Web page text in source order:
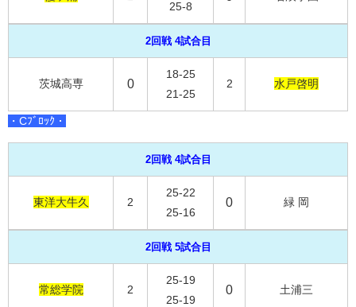
25-8
2回戦 4試合目
茨城高専 0
18-25
21-25
2 水戸啓明
・Cﾌﾞﾛｯｸ・
2回戦 4試合目
東洋大牛久 2
25-22
25-16
0 緑 岡
2回戦 5試合目
常総学院 2
25-19
25-19
0 土浦三